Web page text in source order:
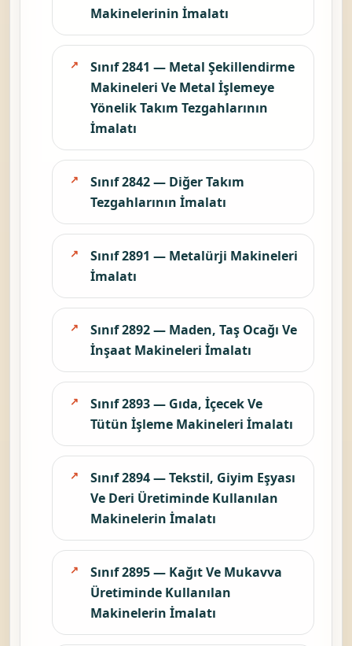
Makinelerinin İmalatı
Sınıf 2841 — Metal Şekillendirme
Makineleri Ve Metal İşlemeye
Yönelik Takım Tezgahlarının
İmalatı
Sınıf 2842 — Diğer Takım
Tezgahlarının İmalatı
Sınıf 2891 — Metalürji Makineleri
İmalatı
Sınıf 2892 — Maden, Taş Ocağı Ve
İnşaat Makineleri İmalatı
Sınıf 2893 — Gıda, İçecek Ve
Tütün İşleme Makineleri İmalatı
Sınıf 2894 — Tekstil, Giyim Eşyası
Ve Deri Üretiminde Kullanılan
Makinelerin İmalatı
Sınıf 2895 — Kağıt Ve Mukavva
Üretiminde Kullanılan
Makinelerin İmalatı